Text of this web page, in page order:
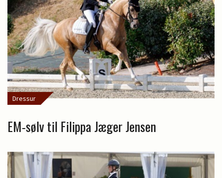
Dressur
EM-sølv til Filippa Jæger Jensen